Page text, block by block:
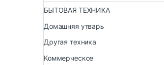
БЫТОВАЯ ТЕХНИКА
Домашняя утварь
Другая техника
Коммерческое